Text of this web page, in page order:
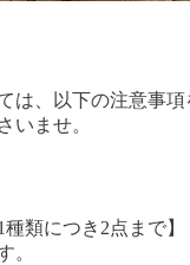
は、以下の注意事
いませ。
類につき2点まで】
。